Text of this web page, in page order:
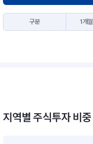
구분 1개월
지역별 주식투자 비중